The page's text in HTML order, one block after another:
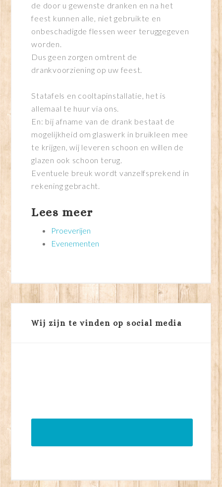
de door u gewenste dranken en na het
feest kunnen alle, niet gebruikte en
onbeschadigde flessen weer teruggegeven
worden.
Dus geen zorgen omtrent de
drankvoorziening op uw feest.
Statafels en cooltapinstallatie, het is
allemaal te huur via ons.
En: bij afname van de drank bestaat de
mogelijkheid om glaswerk in bruikleen mee
te krijgen, wij leveren schoon en willen de
glazen ook schoon terug.
Eventuele breuk wordt vanzelfsprekend in
rekening gebracht.
Lees meer
Proeverijen
Evenementen
Wij zijn te vinden op social media